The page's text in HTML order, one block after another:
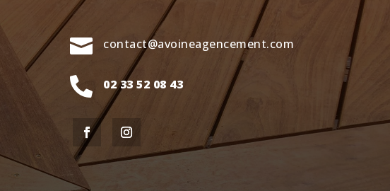
 contact@avoineagencement.com
 02 33 52 08 43